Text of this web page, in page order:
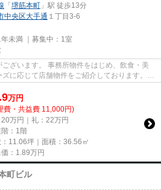
「堺筋本町 」駅 徒歩13分
中央区大手通 １丁目3-6
未満 ｜募集中： 1室
ざいます。 事務所物件をはじめ、飲食・美
に応じて店舗物件をご紹介しております。
万円
費・共益費 11,000円)
20万円｜礼：22万円
階：1階
11.06坪｜面積：36.56㎡
： 1.89万円
町ビル